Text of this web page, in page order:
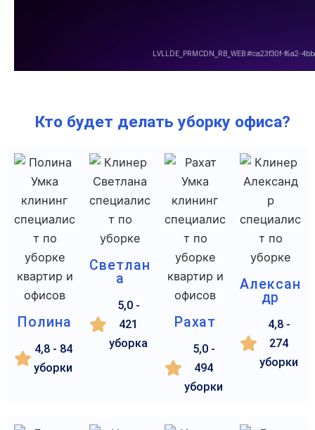
Кто будет делать уборку офиса?
Полина
4,8 - 84
уборки
Светлан
а
5,0 -
421
уборка
Рахат
5,0 -
494
уборки
Алексан
др
4,8 -
274
уборки